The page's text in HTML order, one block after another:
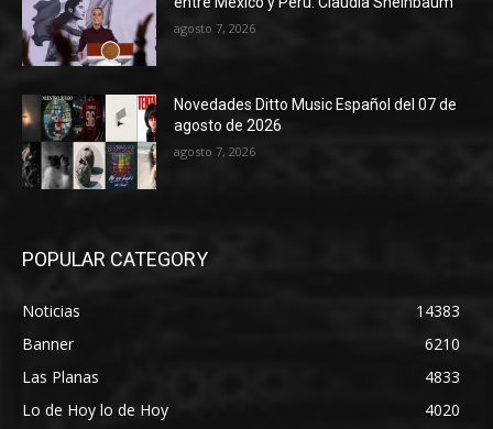
agosto 7, 2026
Novedades Ditto Music Español del 07 de
agosto de 2026
agosto 7, 2026
POPULAR CATEGORY
Noticias
14383
Banner
6210
Las Planas
4833
Lo de Hoy lo de Hoy
4020